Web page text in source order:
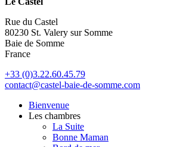
Rue du Castel
80230 St. Valery sur Somme
Baie de Somme
France
+33 (0)3.22.60.45.79
contact@castel-baie-de-somme.com
Bienvenue
Les chambres
La Suite
Bonne Maman